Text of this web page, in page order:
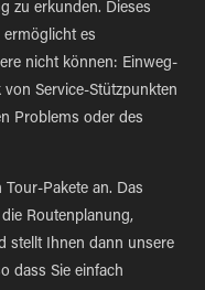
zu erkunden. Dieses
ermöglicht es
nicht können: Einweg-
Service-Stützpunkten
Problems oder des
Tour-Pakete an. Das
Routenplanung,
stellt Ihnen dann unsere
dass Sie einfach